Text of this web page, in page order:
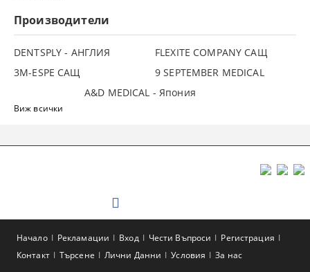
Производители
DENTSPLY - АНГЛИЯ
FLEXITE COMPANY САЩ
3М-ESPE САЩ
9 SEPTEMBER MEDICAL
A&D MEDICAL - Япония
Виж всички
Начало Рекламации Вход Чести Въпроси
Регистрация
Контакт
Търсене Лични Данни Условия За нас